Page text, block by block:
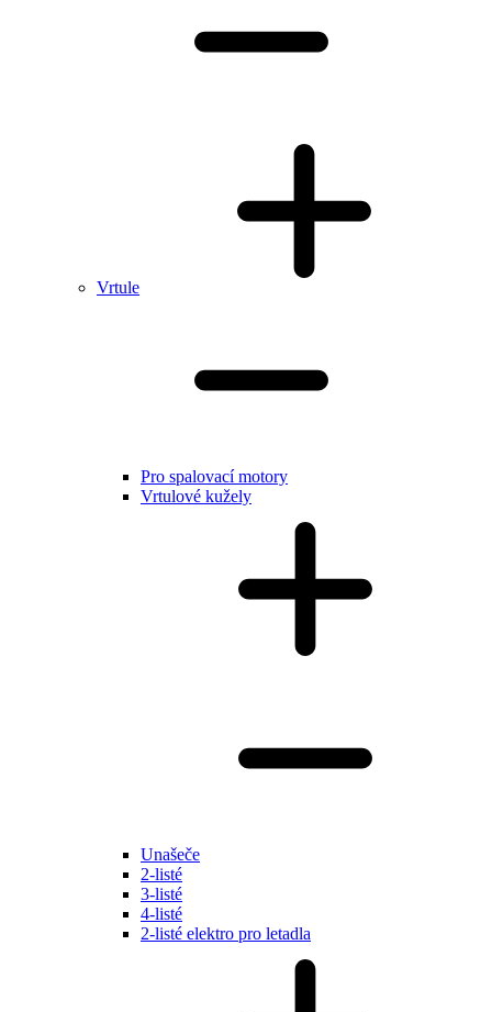
Vrtule
Pro spalovací motory
Vrtulové kužely
Unašeče
2-listé
3-listé
4-listé
2-listé elektro pro letadla